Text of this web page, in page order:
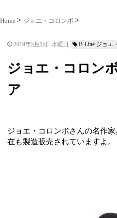
Home ジョエ・コロンボ
2019年5月15日水曜日 B-Line ジョエ
ジョエ・コロン
ア
ジョエ・コロンボさんの名作
在も製造販売されていますよ。